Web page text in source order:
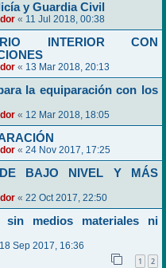
y Guardia Civil
« 11 Jul 2018, 00:38
INTERIOR CON
« 13 Mar 2018, 20:13
la equiparación con los
« 12 Mar 2018, 18:05
« 24 Nov 2017, 17:25
DE BAJO NIVEL Y MÁS
« 22 Oct 2017, 22:50
sin medios materiales ni
18 Sep 2017, 16:36
1 2